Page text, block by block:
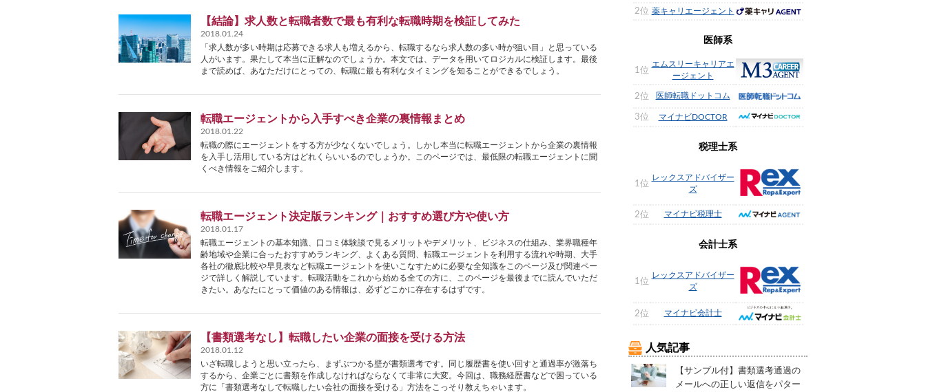
【結論】求人数と転職者数で最も有利な転職時期を検証してみた
2018.01.24
「求人数が多い時期は応募できる求人も増えるから、転職するなら求人数の多い時が狙い目」と思っている
人がいます。果たして本当に正解なのでしょうか。本文では、データを用いてロジカルに検証します。最後
まで読めば、あなただけにとっての、転職に最も有利なタイミングを知ることができるでしょう。
転職エージェントから入手すべき企業の裏情報まとめ
2018.01.22
転職の際にエージェントをする方が少なくないでしょう。しかし本当に転職エージェントから企業の裏情報
を入手し活用している方はどれくらいいるのでしょうか。このページでは、最低限の転職エージェントに聞
くべき情報をご紹介します。
転職エージェント決定版ランキング｜おすすめ選び方や使い方
2018.01.17
転職エージェントの基本知識、口コミ体験談で見るメリットやデメリット、ビジネスの仕組み、業界職種年
齢地域や企業に合ったおすすめランキング、よくある質問、転職エージェントを利用する流れや時期、大手
各社の徹底比較や早見表など転職エージェントを使いこなすために必要な全知識をこのページ及び関連ペー
ジで詳しく解説しています。転職活動をこれから始める全ての方に、このページを最後までに読んでいただ
きたい。あなたにとって価値のある情報は、必ずどこかに存在するはずです。
【書類選考なし】転職したい企業の面接を受ける方法
2018.01.12
いざ転職しようと思い立ったら、まずぶつかる壁が書類選考です。同じ履歴書を使い回すと通過率が激落ち
するから、企業ごとに書類を作成しなければならなくて非常に大変。今回は、職務経歴書などで困っている
方に「書類選考なしで転職したい会社の面接を受ける」方法をこっそり教えちゃいます。
2位 薬キャリエージェント
医師系
1位
エムスリーキャリアエ
ージェント
2位 医師転職ドットコム
3位 マイナビDOCTOR
税理士系
1位
レックスアドバイザー
ズ
2位 マイナビ税理士
会計士系
1位
レックスアドバイザー
ズ
2位 マイナビ会計士
人気記事
【サンプル付】書類選考通過の
メールへの正しい返信をパター